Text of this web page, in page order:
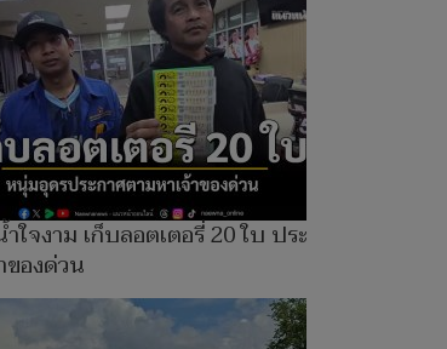
จงาม เก็บลอตเตอรี่ 20 ใบ ประกาศ
ของด่วน